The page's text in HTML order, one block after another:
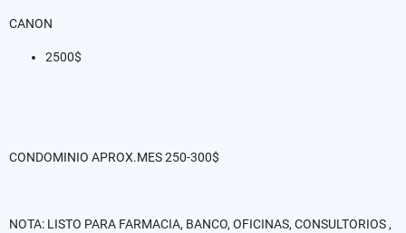
CANON
2500$
CONDOMINIO APROX.MES 250-300$
NOTA: LISTO PARA FARMACIA, BANCO, OFICINAS, CONSULTORIOS ,